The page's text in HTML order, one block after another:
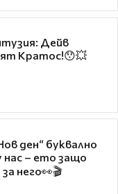
Дейв
Кратос!😯💥
ден“ буквално
нас – ето защо
него👀🎬